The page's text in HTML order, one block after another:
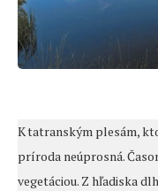
K tatranským plesám,
príroda neúprosná.
vegetáciou. Z hľadiska